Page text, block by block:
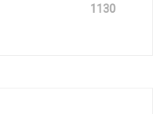
1130